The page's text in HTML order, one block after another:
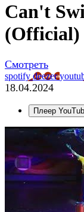
Can't
(Official)
Смотреть
spotifydeezer
18.04.2024
Плеер